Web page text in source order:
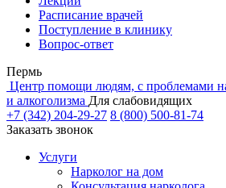
Расписание врачей
Поступление в клинику
Вопрос-ответ
Пермь
Центр помощи людям, с проблемами
и алкоголизма Для слабовидящих
+7 (342) 204-29-27 8 (800) 500-81-74
Заказать звонок
Услуги
Нарколог на дом